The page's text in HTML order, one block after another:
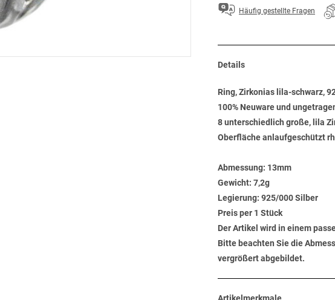
Häufig gestellte Fragen
Details
Ring, Zirkonias lila-schwarz,
100% Neuware und
8 unterschiedlich große, lila
Oberfläche anlaufgeschützt
Abmessung: 13mm
Gewicht: 7,2g
Legierung: 925/000 Silber
Preis per 1 Stück
Der Artikel wird in einem
Bitte beachten Sie die
vergrößert abgebildet.